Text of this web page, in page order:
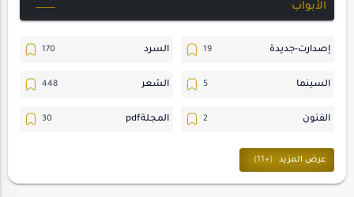
الأبواب
إصدارت-جديدة السرد
السينما الشعر
الفنون المجلةpdf
المسرح